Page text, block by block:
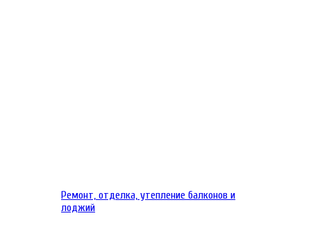
Ремонт, отделка, утепление балконов и
лоджий